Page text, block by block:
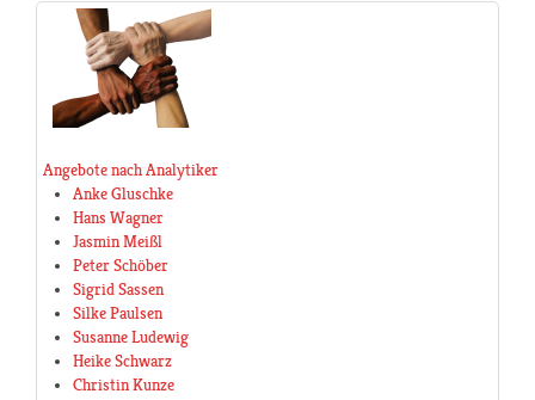
Angebote nach Analytiker
Anke Gluschke
Hans Wagner
Jasmin Meißl
Peter Schöber
Sigrid Sassen
Silke Paulsen
Susanne Ludewig
Heike Schwarz
Christin Kunze